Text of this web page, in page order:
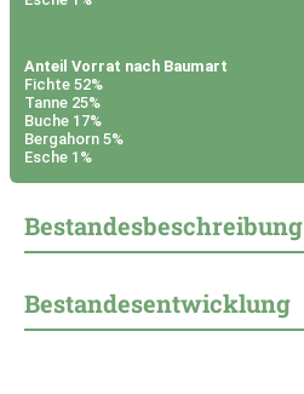
Anteil Vorrat nach Baumart
Fichte 52%
Tanne 25%
Buche 17%
Bergahorn 5%
Esche 1%
Bestandesbeschreibung
Bestandesentwicklung